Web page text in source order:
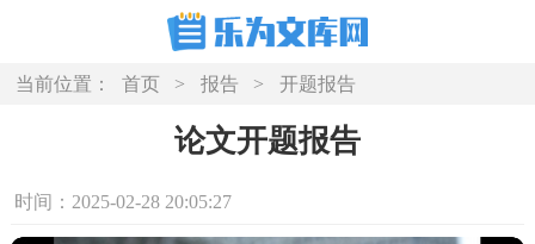
当前位置： 首页 > 报告 > 开题报告
论文开题报告
时间：2025-02-28 20:05:27